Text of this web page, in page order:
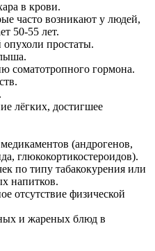
в крови.
часто возникают у людей,
50-55 лет.
опухоли простаты.
соматотропного гормона.
лёгких, достигшее
(андрогенов,
глюкокортикостероидов).
по типу табакокурения или
напитков.
отсутствие физической
и жареных блюд в